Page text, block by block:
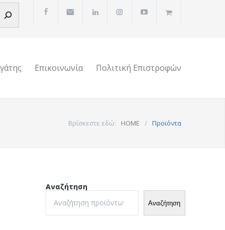
Επικοινωνία Πολιτική Επιστροφών
Βρίσκεστε εδώ: HOME / Προϊόντα
Αναζήτηση
Αναζήτηση